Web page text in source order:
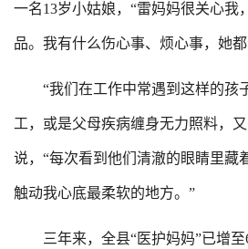
一名13岁小姑娘，“雷妈妈很关心我
品。我有什么伤心事、烦心事，她
“我们在工作中常遇到这样的孩
工，或是父母疾病缠身无力照料，
说，“每次看到他们清澈的眼睛里藏
触动我心底最柔软的地方。”
三年来，全县“医护妈妈”已增至